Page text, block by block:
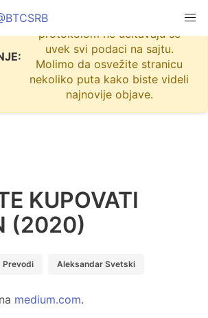
Zbog problema sa Nostr
protokolom ne učitavaju se
uvek svi podaci na sajtu.
Molimo da osvežite stranicu
nekoliko puta kako biste videli
najnovije objave.
KUPOVATI
(2020)
Prevodi Aleksandar Svetski
medium.com.